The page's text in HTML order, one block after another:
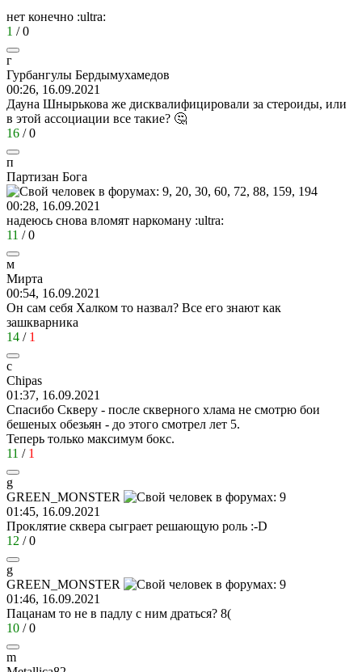
нет конечно :ultra:
1 /0
г
Гурбангулы Бердымухамедов
00:26, 16.09.2021
Дауна Шнырькова же дисквалифицировали за стероиды, или
в этой ассоциации все такие? 🤔
16 /0
п
Партизан Бога
00:28, 16.09.2021
надеюсь снова вломят наркоману :ultra:
11 /0
м
Мирта
00:54, 16.09.2021
Он сам себя Халком то назвал? Все его знают как
зашкварника
14 / 1
c
Chipas
01:37, 16.09.2021
Спасибо Скверу - после скверного хлама не смотрю бои
бешеных обезьян - до этого смотрел лет 5.
Теперь только максимум бокс.
11 / 1
g
GREEN_MONSTER
01:45, 16.09.2021
Проклятие сквера сыграет решающую роль :-D
12 /0
g
GREEN_MONSTER
01:46, 16.09.2021
Пацанам то не в падлу с ним драться? 8(
10 /0
m